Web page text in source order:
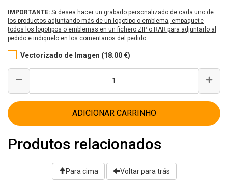
IMPORTANTE: Si desea hacer un grabado personalizado de cada uno de
los productos adjuntando más de un logotipo o emblema, empaquete
todos los logotipos o emblemas en un fichero ZIP o RAR para adjuntarlo al
pedido e indiquelo en los comentarios del pedido.
Vectorizado de Imagen (18.00 €)
ADICIONAR CARRINHO
Produtos relacionados
Para cima Voltar para trás